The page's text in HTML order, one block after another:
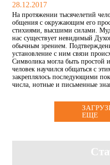
28.12.2017
На протяжении тысячелетий
общения с окружающим его
стихиями, высшими силами.
нас существует невидимый
обычным зрением.
установление с ним связи
Символика могла быть
человек научился общаться с
закреплялось последующими
числа, нотные и письменные
ЕЩЕ